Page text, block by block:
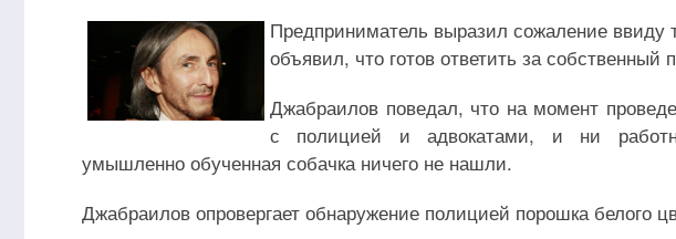
Предприниматель выразил сожаление ввиду
объявил, что готов ответить за собственный
Джабраилов поведал, что на момент
с полицией и адвокатами, и ни
умышленно обученная собачка ничего не нашли.
Джабраилов опровергает обнаружение полицией порошка белого